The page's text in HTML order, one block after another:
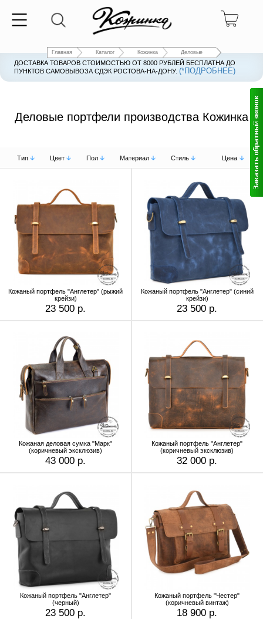
Главная Каталог Кожинка Деловые
ДОСТАВКА ТОВАРОВ СТОИМОСТЬЮ ОТ 8000 РУБЛЕЙ БЕСПЛАТНА ДО
ПУНКТОВ САМОВЫВОЗА СДЭК РОСТОВА-НА-ДОНУ.(*ПОДРОБНЕЕ)
Деловые портфели производства Кожинка
Тип Цвет Пол Материал Стиль Цена
Кожаный портфель "Англетер" (рыжий
крейзи)
23 500 р.
Кожаный портфель "Англетер" (синий
крейзи)
23 500 р.
Кожаная деловая сумка "Марк"
(коричневый эксклюзив)
43 000 р.
Кожаный портфель "Англетер"
(коричневый эксклюзив)
32 000 р.
Кожаный портфель "Англетер"
(черный)
23 500 р.
Кожаный портфель "Честер"
(коричневый винтаж)
18 900 р.